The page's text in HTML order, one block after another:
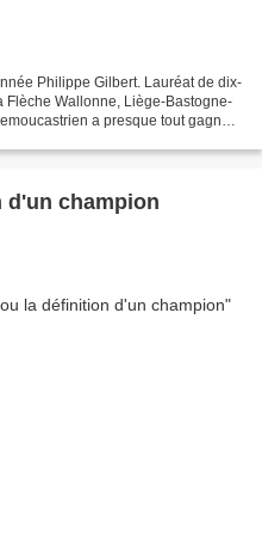
Philippe Gilbert. Lauréat de dix-
Flèche Wallonne, Liège-Bastogne-
a presque tout gagné.
d'un champion